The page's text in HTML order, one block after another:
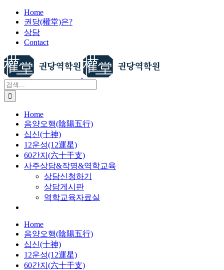
건
너
뛰
기
Home
권당(權堂)은?
상담
Contact
검
색:
Home
음양오행(陰陽五行)
십신(十神)
12운성(12運星)
60간지(六十干支)
사주상담&작명&역학교육
상담신청하기
상담게시판
역학교육자료실
Home
음양오행(陰陽五行)
십신(十神)
12운성(12運星)
60간지(六十干支)